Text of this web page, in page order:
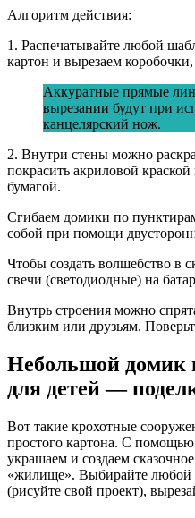
Алгоритм действия:
1. Распечатывайте любой
картон и вырезаем
Аккуратные прямые
вырезании будут при
канцелярский нож.
2. Внутри стены можно
покрасить акриловой
бумагой.
Сгибаем домики по
собой при помощи
Чтобы создать волшебство в
свечи (светодиодные) на
Внутрь строения можно
близким или друзьям.
Небольшой домик
для детей —
Вот такие крохотные
простого картона. С
украшаем и создаем
«жилище». Выбирайте любой
(рисуйте свой проект),